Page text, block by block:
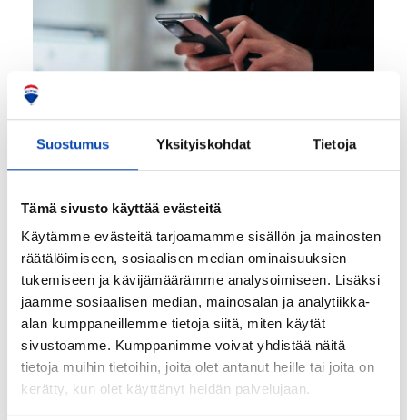
Suostumus Yksityiskohdat Tietoja
Tämä sivusto käyttää evästeitä
Käytämme evästeitä tarjoamamme sisällön ja mainosten
räätälöimiseen, sosiaalisen median ominaisuuksien
tukemiseen ja kävijämäärämme analysoimiseen. Lisäksi
jaamme sosiaalisen median, mainosalan ja analytiikka-
alan kumppaneillemme tietoja siitä, miten käytät
sivustoamme. Kumppanimme voivat yhdistää näitä
tietoja muihin tietoihin, joita olet antanut heille tai joita on
kerätty, kun olet käyttänyt heidän palvelujaan.
Ostajan selonottovelvollisuus
asunto- ja kiinteistökaupassa
Asunto- ja kiinteistökaupoilla ostajan on syytä
perehtyä huolella kaupankohteen ominaisuuksiin
ja kuntoon ennen kaupasta päättämistä. Tässä
artikkelissa käsittelemme…
LUE LISÄÄ